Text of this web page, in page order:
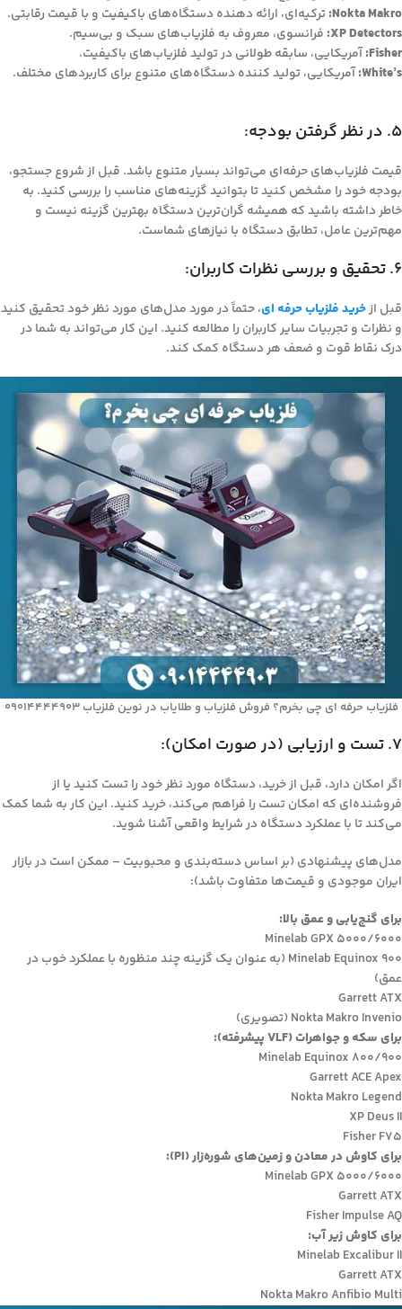
Nokta Makro: ترکیه‌ای، ارائه دهنده دستگاه‌های باکیفیت و با قیمت رقابتی.
XP Detectors: فرانسوی، معروف به فلزیاب‌های سبک و بی‌سیم.
Fisher: آمریکایی، سابقه طولانی در تولید فلزیاب‌های باکیفیت.
White’s: آمریکایی، تولید کننده دستگاه‌های متنوع برای کاربردهای مختلف.
5. در نظر گرفتن بودجه:
قیمت فلزیاب‌های حرفه‌ای می‌تواند بسیار متنوع باشد. قبل از شروع جستجو،
بودجه خود را مشخص کنید تا بتوانید گزینه‌های مناسب را بررسی کنید. به
خاطر داشته باشید که همیشه گران‌ترین دستگاه بهترین گزینه نیست و
مهم‌ترین عامل، تطابق دستگاه با نیازهای شماست.
6. تحقیق و بررسی نظرات کاربران:
قبل ازخریدفلزیاب حرفه ای، حتماً در مورد مدل‌های مورد نظر خود تحقیق کنید
و نظرات و تجربیات سایر کاربران را مطالعه کنید. این کار می‌تواند به شما در
درک نقاط قوت و ضعف هر دستگاه کمک کند.
فلزیاب حرفه‌ ای چی بخرم؟ فروش فلزیاب و طلایاب در نوین فلزیاب 09014444903
7. تست و ارزیابی (در صورت امکان):
اگر امکان دارد، قبل از خرید، دستگاه مورد نظر خود را تست کنید یا از
فروشنده‌ای که امکان تست را فراهم می‌کند، خرید کنید. این کار به شما کمک
می‌کند تا با عملکرد دستگاه در شرایط واقعی آشنا شوید.
مدل‌های پیشنهادی (بر اساس دسته‌بندی و محبوبیت – ممکن است در بازار
ایران موجودی و قیمت‌ها متفاوت باشد):
برای گنج‌یابی و عمق بالا:
Minelab GPX 5000/6000
Minelab Equinox 900 (به عنوان یک گزینه چند منظوره با عملکرد خوب در
عمق)
Garrett ATX
Nokta Makro Invenio (تصویری)
برای سکه و جواهرات (VLF پیشرفته):
Minelab Equinox 800/900
Garrett ACE Apex
Nokta Makro Legend
XP Deus II
Fisher F75
برای کاوش در معادن و زمین‌های شوره‌زار (PI):
Minelab GPX 5000/6000
Garrett ATX
Fisher Impulse AQ
برای کاوش زیر آب:
Minelab Excalibur II
Garrett ATX
Nokta Makro Anfibio Multi